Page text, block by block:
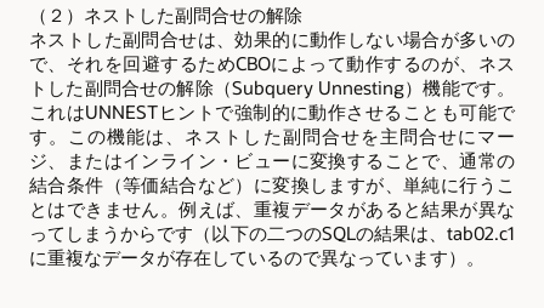
（２）ネストした副問合せの解除
ネストした副問合せは、効果的に動作しない場合が多いの
で、それを回避するためCBOによって動作するのが、ネス
トした副問合せの解除（Subquery Unnesting）機能です。
これはUNNESTヒントで強制的に動作させることも可能で
す。この機能は、ネストした副問合せを主問合せにマー
ジ、またはインライン・ビューに変換することで、通常の
結合条件（等価結合など）に変換しますが、単純に行うこ
とはできません。例えば、重複データがあると結果が異な
ってしまうからです（以下の二つのSQLの結果は、tab02.c1
に重複なデータが存在しているので異なっています）。